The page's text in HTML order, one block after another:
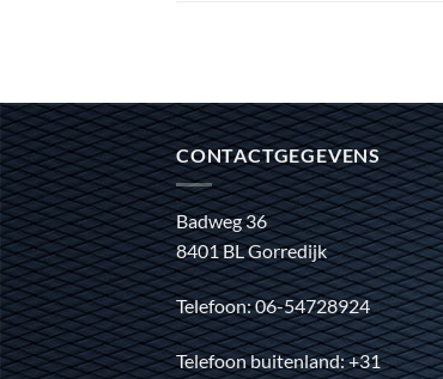
CONTACTGEGEVENS
Badweg 36
8401 BL Gorredijk
Telefoon: 06-54728924
Telefoon buitenland: +31